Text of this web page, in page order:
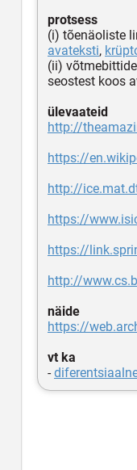
protsess
(i) tõenäoliste
avateksti,
(ii)
seostest koos
ülevaateid
http://
https://
http://
https://
https://
http://
näide
https://
vt ka
-